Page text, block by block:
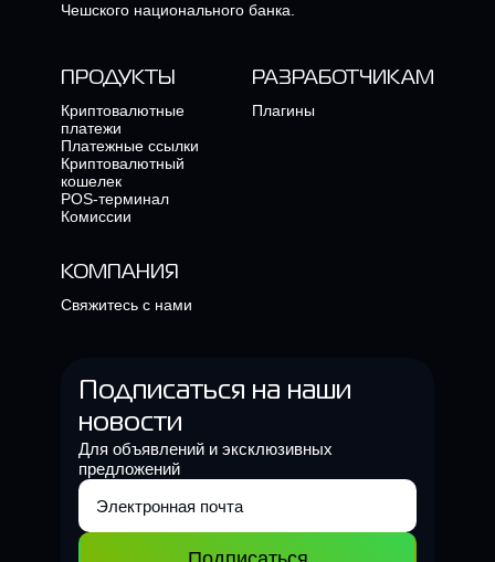
Чешского национального банка.
ПРОДУКТЫ
Криптовалютные
платежи
Платежные ссылки
Криптовалютный
кошелек
POS-терминал
Комиссии
РАЗРАБОТЧИКАМ
Плагины
КОМПАНИЯ
Свяжитесь с нами
Подписаться на наши
новости
Для объявлений и эксклюзивных
предложений